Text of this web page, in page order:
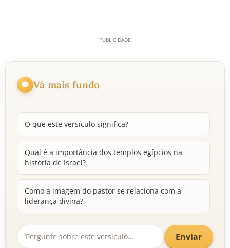
Vá mais fundo
O que este versículo significa?
Qual é a importância dos templos egípcios na
história de Israel?
Como a imagem do pastor se relaciona com a
liderança divina?
Enviar